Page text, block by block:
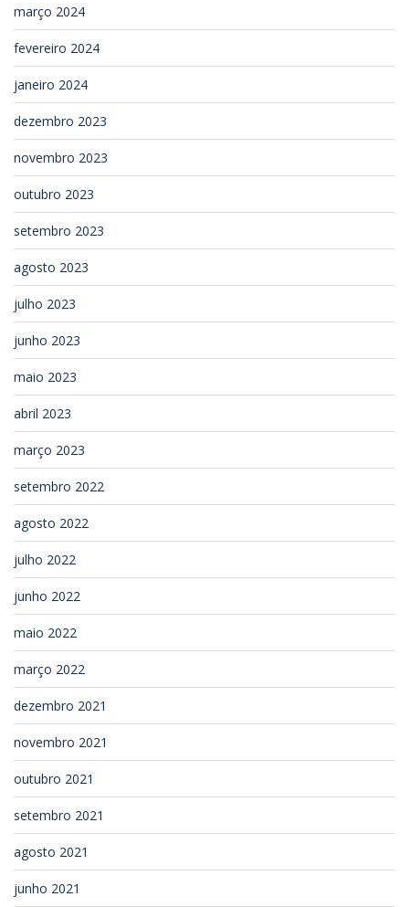
março 2024
fevereiro 2024
janeiro 2024
dezembro 2023
novembro 2023
outubro 2023
setembro 2023
agosto 2023
julho 2023
junho 2023
maio 2023
abril 2023
março 2023
setembro 2022
agosto 2022
julho 2022
junho 2022
maio 2022
março 2022
dezembro 2021
novembro 2021
outubro 2021
setembro 2021
agosto 2021
junho 2021